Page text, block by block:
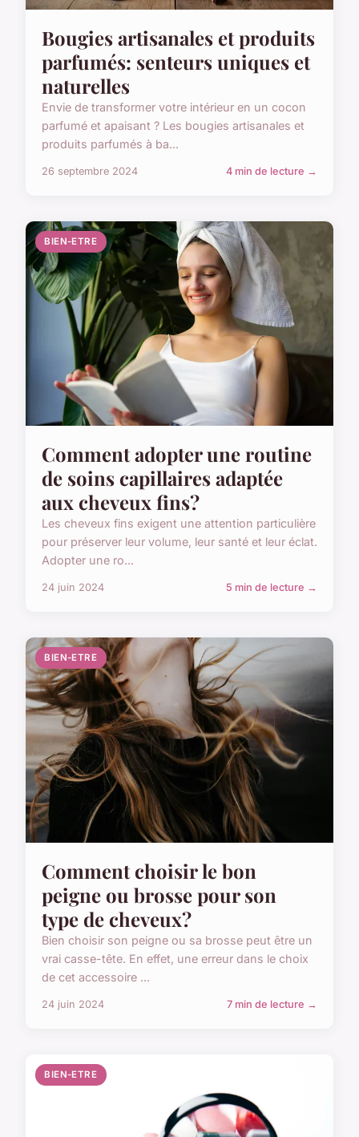
Bougies artisanales et produits
parfumés: senteurs uniques et
naturelles
Envie de transformer votre intérieur en un cocon
parfumé et apaisant ? Les bougies artisanales et
produits parfumés à ba...
26 septembre 2024 4 min de lecture →
BIEN-ETRE
Comment adopter une routine
de soins capillaires adaptée
aux cheveux fins?
Les cheveux fins exigent une attention particulière
pour préserver leur volume, leur santé et leur éclat.
Adopter une ro...
24 juin 2024 5 min de lecture →
BIEN-ETRE
Comment choisir le bon
peigne ou brosse pour son
type de cheveux?
Bien choisir son peigne ou sa brosse peut être un
vrai casse-tête. En effet, une erreur dans le choix
de cet accessoire ...
24 juin 2024 7 min de lecture →
BIEN-ETRE